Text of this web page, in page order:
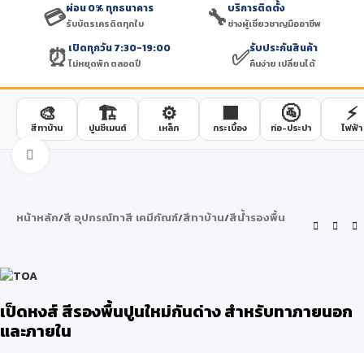
💳ผ่อน 0% ทุกธนาคาร
รับบัตรเครดิตทุกใบ 🔧บริการติดตั้ง
ช่างผู้เชี่ยวชาญมืออาชีพ
⏰ เปิดทุกวัน 7:30-19:00
ไม่หยุดพัก ตลอดปี ✅รับประกันสินค้า
คืนง่าย เปลี่ยนได้
🎨
สีทาบ้าน
🏗️
ปูนซีเมนต์
⚙️
เหล็ก
🟫
กระเบื้อง
🚰
ท่อ-ประปา
⚡
ไฟฟ้า
Click to enlarge
หน้าหลัก/สี อุปกรณ์ทาสี เคมีภัณฑ์/สีทาบ้าน/สีน้ำรองพื้น
เป็ดหงส์ สีรองพื้นปูนใหม่กันด่าง สำหรับทาภายนอก
และภายใน